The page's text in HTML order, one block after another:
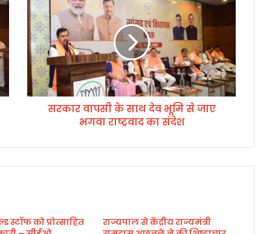
का
र
वा
प
सी
के
सा
भू
ग
सरकार वापसी के साथ देव भूमि से जाए
भगवा राष्ट्रवाद का संदेश
स्टॉफ को प्रोत्साहित
राज्यपाल से केंद्रीय राज्यमंत्री